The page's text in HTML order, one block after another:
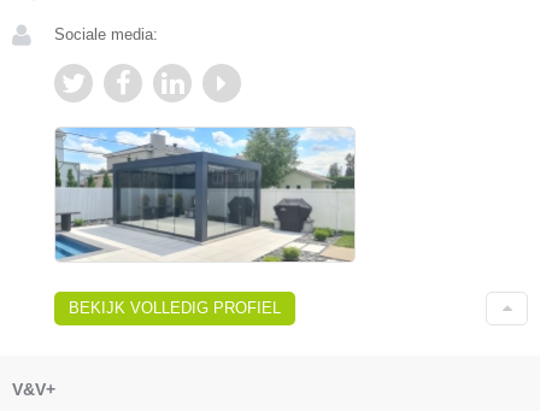
Sociale media:
BEKIJK VOLLEDIG PROFIEL
V&V+